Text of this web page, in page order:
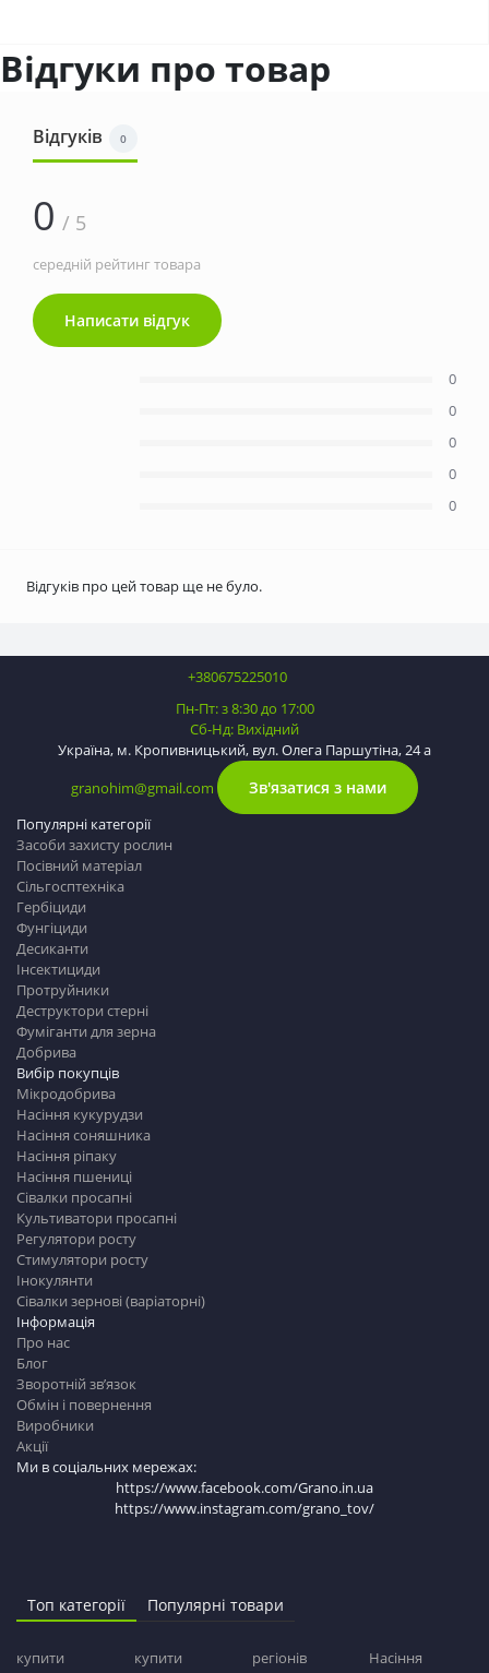
Відгуки про товар
Відгуків 0
0 / 5
середній рейтинг товара
Написати відгук
0
0
0
0
0
Відгуків про цей товар ще не було.
+380675225010
Пн-Пт: з 8:30 до 17:00
Сб-Нд: Вихідний
Україна, м. Кропивницький, вул. Олега Паршутіна, 24 а
granohim@gmail.com
Зв'язатися з нами
Інформація
Про нас
Блог
Зворотній зв’язок
Обмін і повернення
Виробники
Акції
Ми в соціальних мережах:
https://www.facebook.com/Grano.in.ua
https://www.instagram.com/grano_tov/
Популярні категорії
Засоби захисту рослин
Посівний матеріал
Сільгосптехніка
Гербіциди
Фунгіциди
Десиканти
Інсектициди
Протруйники
Деструктори стерні
Фуміганти для зерна
Добрива
Вибір покупців
Мікродобрива
Насіння кукурудзи
Насіння соняшника
Насіння ріпаку
Насіння пшениці
Сівалки просапні
Культиватори просапні
Регулятори росту
Стимулятори росту
Інокулянти
Сівалки зернові (варіаторні)
Топ категорії Популярні товари
купити
купити
регіонів
Насіння